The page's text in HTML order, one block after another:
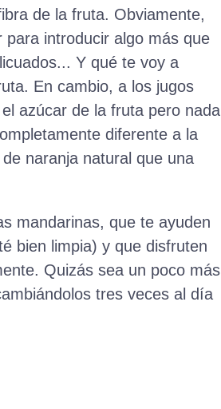
de la fruta. Obviamente,
introducir algo más que
Y qué te voy a
En cambio, a los jugos
azúcar de la fruta pero nada
diferente a la
naranja natural que una
mandarinas, que te ayuden
bien limpia) y que disfruten
Quizás sea un poco más
tres veces al día